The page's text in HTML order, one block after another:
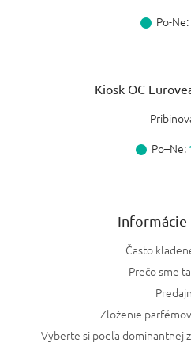
Po-Ne:
Kiosk OC
Po–Ne:
Informácie
Často
Prečo sme
Zloženie
Vyberte si podľa dominantnej